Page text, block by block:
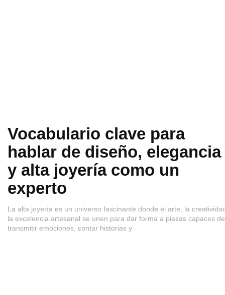
Vocabulario clave para
hablar de diseño, elegancia
y alta joyería como un
experto
La alta joyería es un universo fascinante donde el arte, la
la excelencia artesanal se unen para dar forma a piezas capaces de
transmitir emociones, contar historias y